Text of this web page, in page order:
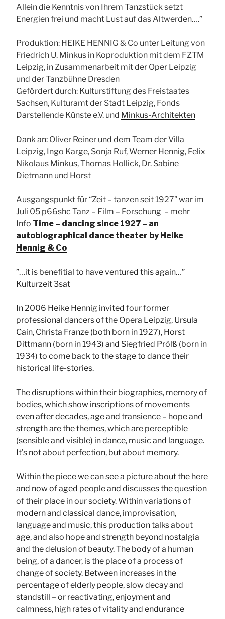
Allein die Kenntnis von Ihrem Tanzstück setzt
Energien frei und macht Lust auf das Altwerden….”
Produktion: HEIKE HENNIG & Co unter Leitung von
Friedrich U. Minkus in Koproduktion mit dem FZTM
Leipzig, in Zusammenarbeit mit der Oper Leipzig
und der Tanzbühne Dresden
Gefördert durch: Kulturstiftung des Freistaates
Sachsen, Kulturamt der Stadt Leipzig, Fonds
Darstellende Künste e.V. und Minkus-Architekten
Dank an: Oliver Reiner und dem Team der Villa
Leipzig, Ingo Karge, Sonja Ruf, Werner Hennig, Felix
Nikolaus Minkus, Thomas Hollick, Dr. Sabine
Dietmann und Horst
Ausgangspunkt für “Zeit – tanzen seit 1927” war im
Juli 05 p66shc Tanz – Film – Forschung – mehr
Info Time – dancing since 1927 – an
autobiographical dance theater by Heike
Hennig & Co
”…it is benefitial to have ventured this again…”
Kulturzeit 3sat
In 2006 Heike Hennig invited four former
professional dancers of the Opera Leipzig, Ursula
Cain, Christa Franze (both born in 1927), Horst
Dittmann (born in 1943) and Siegfried Prölß (born in
1934) to come back to the stage to dance their
historical life-stories.
The disruptions within their biographies, memory of
bodies, which show inscriptions of movements
even after decades, age and transience – hope and
strength are the themes, which are perceptible
(sensible and visible) in dance, music and language.
It’s not about perfection, but about memory.
Within the piece we can see a picture about the here
and now of aged people and discusses the question
of their place in our society. Within variations of
modern and classical dance, improvisation,
language and music, this production talks about
age, and also hope and strength beyond nostalgia
and the delusion of beauty. The body of a human
being, of a dancer, is the place of a process of
change of society. Between increases in the
percentage of elderly people, slow decay and
standstill – or reactivating, enjoyment and
calmness, high rates of vitality and endurance